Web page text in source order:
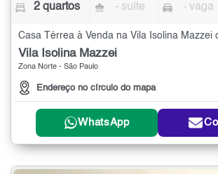
2 quartos - suíte - vaga
Vila Isolina Mazzei
Zona Norte - São Paulo
Endereço no círculo do mapa
WhatsApp